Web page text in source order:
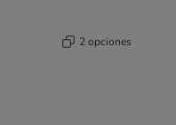
2 opciones